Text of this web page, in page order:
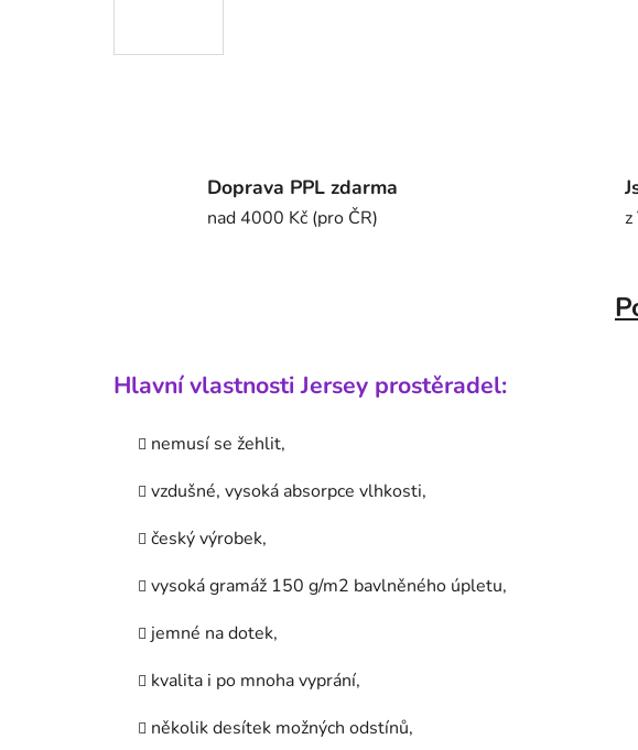
Doprava PPL zdarma
nad 4000 Kč (pro ČR) z
Hlavní vlastnosti Jersey prostěradel:
nemusí se žehlit,
vzdušné, vysoká absorpce vlhkosti,
český výrobek,
vysoká gramáž 150 g/m2 bavlněného úpletu,
jemné na dotek,
kvalita i po mnoha vyprání,
několik desítek možných odstínů,